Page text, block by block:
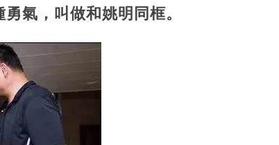
氣，叫做和姚明同框。